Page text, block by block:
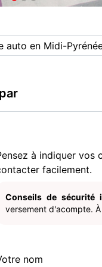
auto en Midi-
à indiquer vos
facilement.
Conseils de sécurité
versement d'acompte. À
nom